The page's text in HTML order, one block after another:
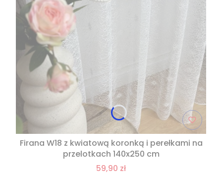
Firana W18 z kwiatową koronką i perełkami na
przelotkach 140x250 cm
59,90 zł